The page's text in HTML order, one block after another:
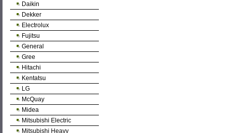
Daikin
Dekker
Electrolux
Fujitsu
General
Gree
Hitachi
Kentatsu
LG
McQuay
Midea
Mitsubishi Electric
Mitsubishi Heavy